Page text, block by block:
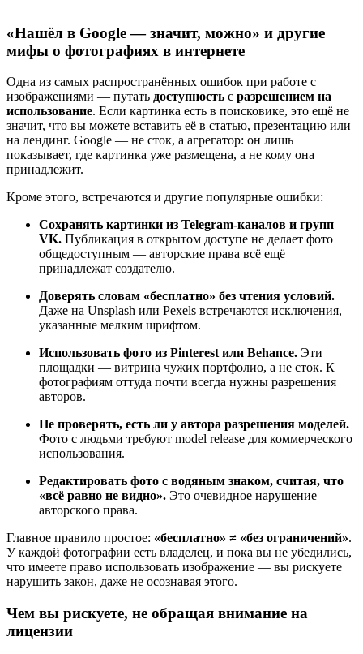
«Нашёл в Google — значит, можно» и другие
мифы о фотографиях в интернете
Одна из самых распространённых ошибок при работе с
изображениями — путать доступность с разрешением на
использование. Если картинка есть в поисковике, это ещё не
значит, что вы можете вставить её в статью, презентацию или
на лендинг. Google — не сток, а агрегатор: он лишь
показывает, где картинка уже размещена, а не кому она
принадлежит.
Кроме этого, встречаются и другие популярные ошибки:
Сохранять картинки из Telegram-каналов и групп
VK. Публикация в открытом доступе не делает фото
общедоступным — авторские права всё ещё
принадлежат создателю.
Доверять словам «бесплатно» без чтения условий.
Даже на Unsplash или Pexels встречаются исключения,
указанные мелким шрифтом.
Использовать фото из Pinterest или Behance. Эти
площадки — витрина чужих портфолио, а не сток. К
фотографиям оттуда почти всегда нужны разрешения
авторов.
Не проверять, есть ли у автора разрешения моделей.
Фото с людьми требуют model release для коммерческого
использования.
Редактировать фото с водяным знаком, считая, что
«всё равно не видно». Это очевидное нарушение
авторского права.
Главное правило простое: «бесплатно» ≠ «без ограничений».
У каждой фотографии есть владелец, и пока вы не убедились,
что имеете право использовать изображение — вы рискуете
нарушить закон, даже не осознавая этого.
Чем вы рискуете, не обращая внимание на
лицензии